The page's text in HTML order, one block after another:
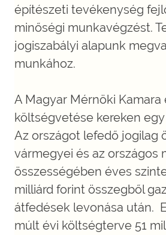
építészeti tevékenység
minőségi munkavégzést.
jogiszabályi alapunk
munkához.
A Magyar Mérnöki Kamara
költségvetése kereken
Az országot lefedő jogilag
vármegyei és az országos
összességében éves
milliárd forint összegből
átfedések levonása után.
múlt évi költségterve 51